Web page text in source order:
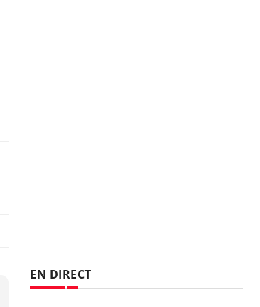
EN DIRECT